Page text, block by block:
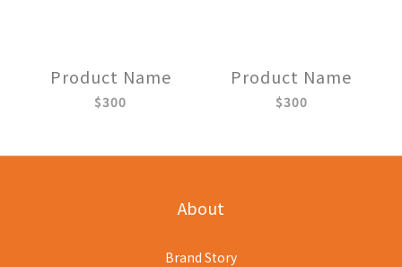
Product Name
$300
Product Name
$300
About
Brand Story